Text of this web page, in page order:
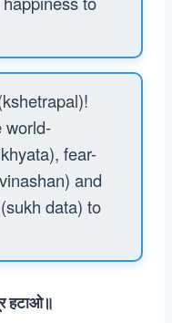
world-
fear-
and
data) to
हटाओ॥